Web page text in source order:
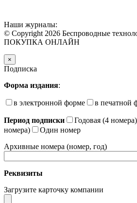
Наши журналы:
© Copyright 2026 Беспроводные
ПОКУПКА ОНЛАЙН
×
Подписка
Форма издания:
в электронной форме в печатной
Период подписки Годовая (4 номера)
номера)
Один номер
Архивные номера (номер, год)
Реквизиты
Загрузите карточку компании